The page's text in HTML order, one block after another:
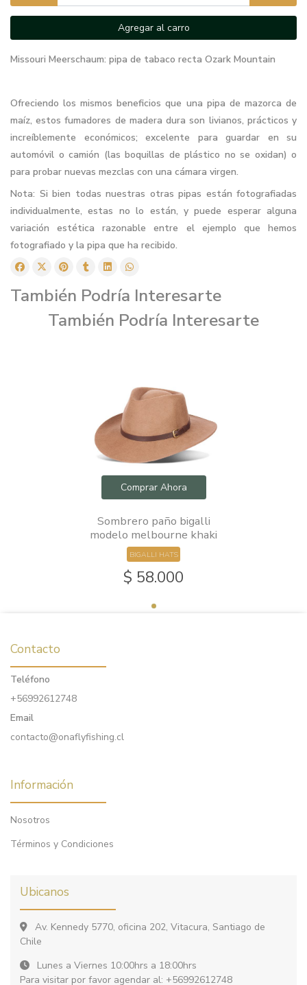
Agregar al carro
Missouri Meerschaum: pipa de tabaco recta Ozark Mountain
Ofreciendo los mismos beneficios que una pipa de mazorca de
maíz, estos fumadores de madera dura son livianos, prácticos y
increíblemente económicos; excelente para guardar en su
automóvil o camión (las boquillas de plástico no se oxidan) o
para probar nuevas mezclas con una cámara virgen.
Nota: Si bien todas nuestras otras pipas están fotografiadas
individualmente, estas no lo están, y puede esperar alguna
variación estética razonable entre el ejemplo que hemos
fotografiado y la pipa que ha recibido.
También Podría Interesarte
También Podría Interesarte
Comprar Ahora
Sombrero paño bigalli
modelo melbourne khaki
BIGALLI HATS
$ 58.000
Contacto
Teléfono
+56992612748
Email
contacto@onaflyfishing.cl
Información
Nosotros
Términos y Condiciones
Ubicanos
Av. Kennedy 5770, oficina 202, Vitacura, Santiago de
Chile
Lunes a Viernes 10:00hrs a 18:00hrs
Para visitar por favor agendar al: +56992612748